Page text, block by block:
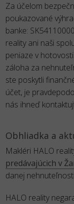
Za účelom
poukazované
banke:
reality ani naši
peniaze v
záloha za
ste poskytli
účet, je
nás ihneď
Obhliadka a
Makléri HALO
predávajúcich v
danej
HALO reality